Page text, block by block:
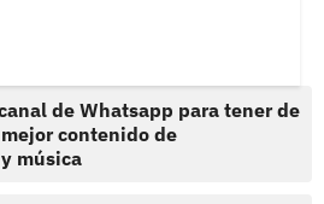
de Whatsapp para tener de
contenido de
música